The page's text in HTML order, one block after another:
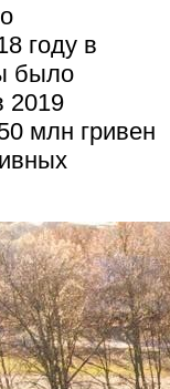
году в
было
2019
млн гривен